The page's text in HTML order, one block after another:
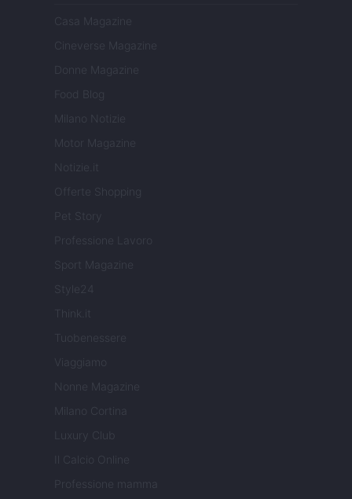
Casa Magazine
Cineverse Magazine
Donne Magazine
Food Blog
Milano Notizie
Motor Magazine
Notizie.it
Offerte Shopping
Professione Lavoro
Sport Magazine
Style24
Think.it
Tuobenessere
Viaggiamo
Nonne Magazine
Milano Cortina
Luxury Club
Il Calcio Online
Professione mamma